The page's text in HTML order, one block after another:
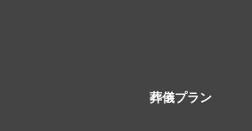
葬儀プラン